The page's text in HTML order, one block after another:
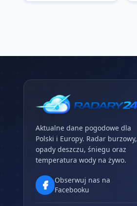
Aktualne dane pogodowe dla
Polski i Europy. Radar burzowy,
opady deszczu, śniegu oraz
temperatura wody na żywo.
Obserwuj nas na
Facebooku